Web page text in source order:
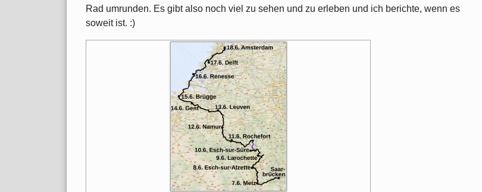
Rad umrunden. Es gibt also noch viel zu sehen und zu erleben und ich berichte, wenn es
soweit ist. :)